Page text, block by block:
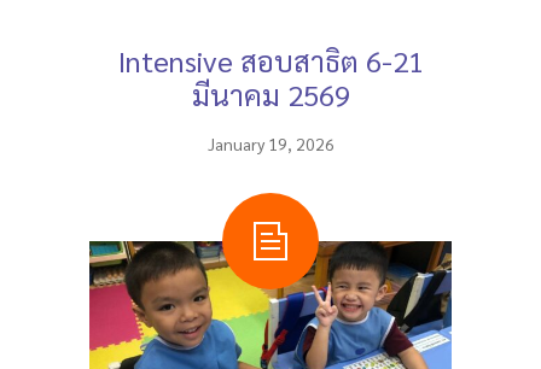
Intensive สอบสาธิต 6-21
มีนาคม 2569
January 19, 2026